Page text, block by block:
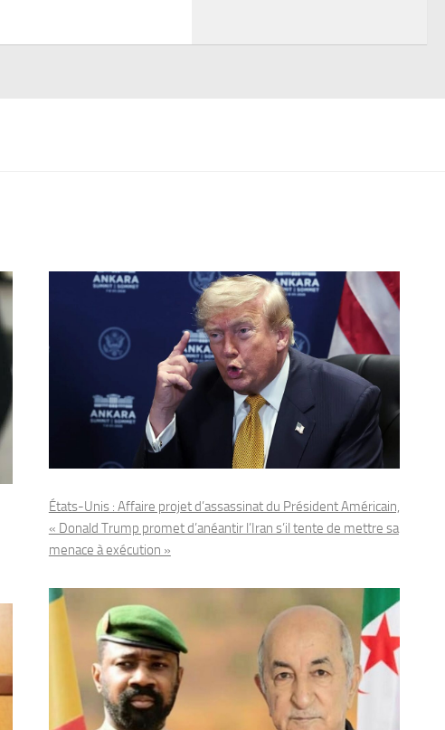
États-Unis : Affaire projet d’assassinat du Président Américain,
« Donald Trump promet d’anéantir l’Iran s’il tente de mettre sa
menace à exécution »